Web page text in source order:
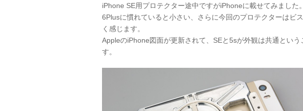
iPhone SE用プロテクター途中ですがiPhoneに載せてみました。
6Plusに慣れていると小さい、さらに今回のプロテクターはビ
く感じます。
AppleのiPhone図面が更新されて、SEと5sが外観は共通とい
す。